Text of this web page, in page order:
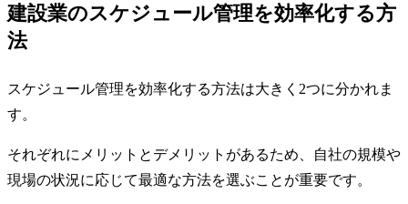
建設業のスケジュール管理を効率化する方
法
スケジュール管理を効率化する方法は大きく2つに分かれま
す。
それぞれにメリットとデメリットがあるため、自社の規模や
現場の状況に応じて最適な方法を選ぶことが重要です。